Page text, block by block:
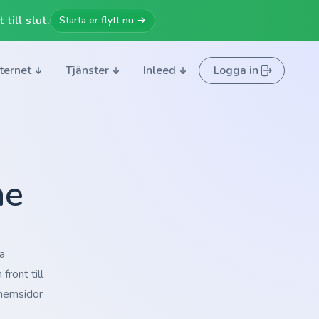
till slut. Starta er flytt nu →
Tjänster Inleed Logga in
front till